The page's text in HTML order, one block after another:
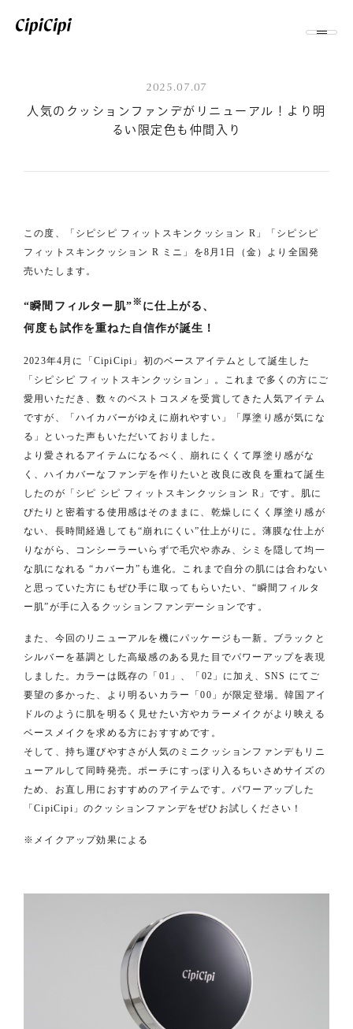
2025.07.07
⼈気のクッションファンデがリニューアル！より明
るい限定⾊も仲間⼊り
この度、「シピシピ フィットスキンクッション R」「シピシピ
フィットスキンクッション R ミニ」を8⽉1⽇（⾦）より全国発
売いたします。
“瞬間フィルター肌”※ に仕上がる、
何度も試作を重ねた⾃信作が誕⽣！
2023年4⽉に「CipiCipi」初のベースアイテムとして誕⽣した
「シピシピ フィットスキンクッション」。これまで多くの⽅にご
愛⽤いただき、数々のベストコスメを受賞してきた⼈気アイテム
ですが、「ハイカバーがゆえに崩れやすい」「厚塗り感が気にな
る」といった声もいただいておりました。
より愛されるアイテムになるべく、崩れにくくて厚塗り感がな
く、ハイカバーなファンデを作りたいと改良に改良を重ねて誕⽣
したのが「シピ シピ フィットスキンクッション R」です。肌に
ぴたりと密着する使⽤感はそのままに、乾燥しにくく厚塗り感が
ない、⻑時間経過しても“崩れにくい”仕上がりに。薄膜な仕上が
りながら、コンシーラーいらずで⽑⽳や⾚み、シミを隠して均⼀
な肌になれる “カバー⼒”も進化。これまで⾃分の肌には合わない
と思っていた⽅にもぜひ⼿に取ってもらいたい、“瞬間フィルタ
ー肌”が⼿に⼊るクッションファンデーションです。
また、今回のリニューアルを機にパッケージも⼀新。ブラックと
シルバーを基調とした⾼級感のある⾒た⽬でパワーアップを表現
しました。カラーは既存の「01」、「02」に加え、SNS にてご
要望の多かった、より明るいカラー「00」が限定登場。韓国アイ
ドルのように肌を明るく⾒せたい⽅やカラーメイクがより映える
ベースメイクを求める⽅におすすめです。
そして、持ち運びやすさが⼈気のミニクッションファンデもリニ
ューアルして同時発売。ポーチにすっぽり⼊るちいさめサイズの
ため、お直し⽤におすすめのアイテムです。パワーアップした
「CipiCipi」のクッションファンデをぜひお試しください！
※メイクアップ効果による